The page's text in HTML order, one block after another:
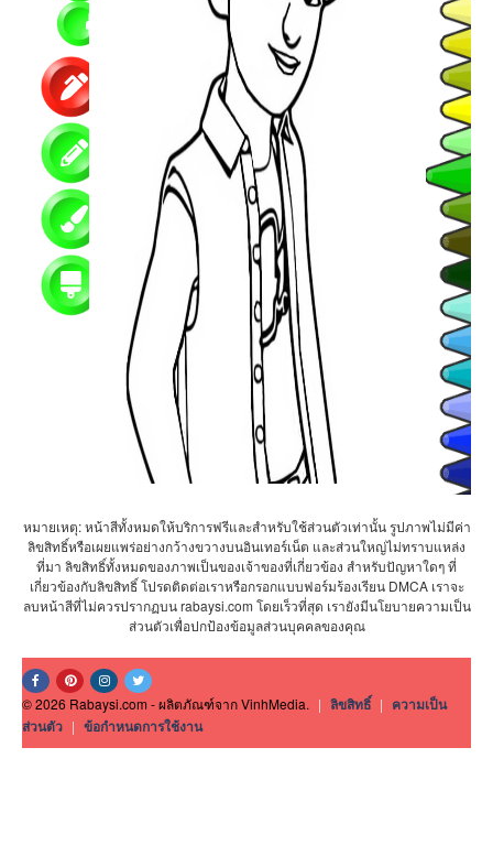
หมายเหตุ: หน้าสีทั้งหมดให้บริการฟรีและสำหรับใช้ส่วนตัวเท่านั้น รูปภาพไม่มีค่า
ลิขสิทธิ์หรือเผยแพร่อย่างกว้างขวางบนอินเทอร์เน็ต และส่วนใหญ่ไม่ทราบแหล่ง
ที่มา ลิขสิทธิ์ทั้งหมดของภาพเป็นของเจ้าของที่เกี่ยวข้อง สำหรับปัญหาใดๆ ที่
เกี่ยวข้องกับลิขสิทธิ์ โปรดติดต่อเราหรือกรอกแบบฟอร์มร้องเรียน DMCA เราจะ
ลบหน้าสีที่ไม่ควรปรากฏบน rabaysi.com โดยเร็วที่สุด เรายังมีนโยบายความเป็น
ส่วนตัวเพื่อปกป้องข้อมูลส่วนบุคคลของคุณ
© 2026 Rabaysi.com - ผลิตภัณฑ์จาก VinhMedia. | ลิขสิทธิ์ | ความเป็น
ส่วนตัว | ข้อกำหนดการใช้งาน